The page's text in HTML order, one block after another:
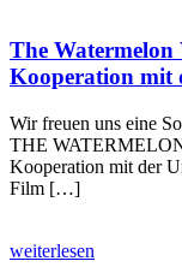
The
Kooperation mit
Wir freuen uns eine
THE
Kooperation mit der
Film […]
weiterlesen